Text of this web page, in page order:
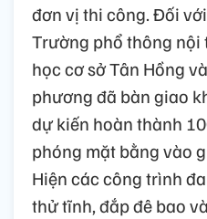
đơn vị thi công. Đối
Trường phổ thông nội
học cơ sở Tân Hồng
phương đã bàn giao
dự kiến hoàn thành
phóng mặt bằng vào
Hiện các công trình
thử tĩnh, đắp đê bao